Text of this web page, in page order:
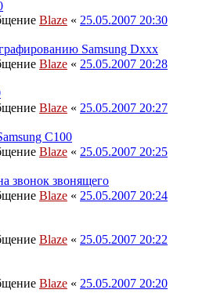
Blaze « 25.05.2007 20:30
Samsung Dxxx
Blaze « 25.05.2007 20:28
Blaze « 25.05.2007 20:27
C100
Blaze « 25.05.2007 20:25
звонок звонящего
Blaze « 25.05.2007 20:24
Blaze « 25.05.2007 20:22
Blaze « 25.05.2007 20:20